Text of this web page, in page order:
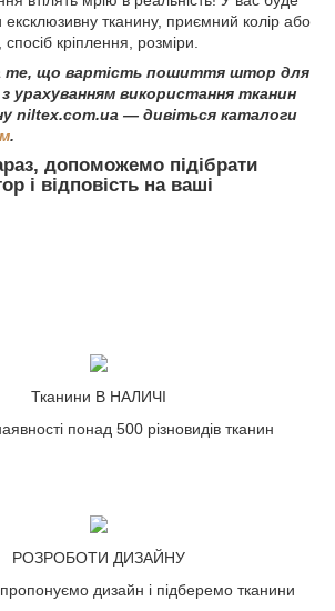
ексклюзивну тканину, приємний колір або
спосіб кріплення, розміри.
те, що вартість пошиття штор для
з урахуванням використання тканин
niltex.com.ua — дивіться каталоги
.
допоможемо підібрати
і відповість на ваші
Тканини В НАЛИЧІ
понад 500 різновидів тканин
РОЗРОБОТИ ДИЗАЙНУ
дизайн і підберемо тканини